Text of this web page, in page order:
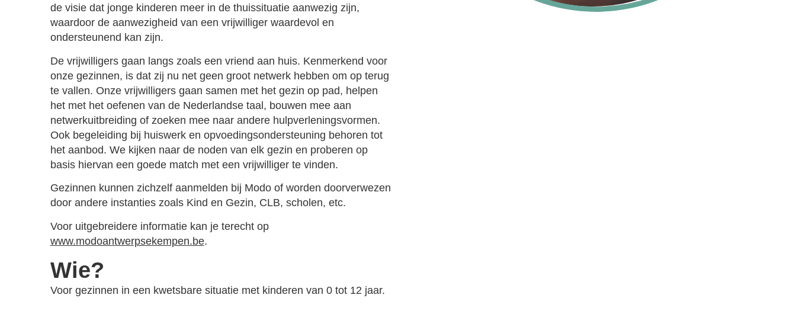
de visie dat jonge kinderen meer in de thuissituatie aanwezig zijn,
waardoor de aanwezigheid van een vrijwilliger waardevol en
ondersteunend kan zijn.
De vrijwilligers gaan langs zoals een vriend aan huis. Kenmerkend voor
onze gezinnen, is dat zij nu net geen groot netwerk hebben om op terug
te vallen. Onze vrijwilligers gaan samen met het gezin op pad, helpen
het met het oefenen van de Nederlandse taal, bouwen mee aan
netwerkuitbreiding of zoeken mee naar andere hulpverleningsvormen.
Ook begeleiding bij huiswerk en opvoedingsondersteuning behoren tot
het aanbod. We kijken naar de noden van elk gezin en proberen op
basis hiervan een goede match met een vrijwilliger te vinden.
Gezinnen kunnen zichzelf aanmelden bij Modo of worden doorverwezen
door andere instanties zoals Kind en Gezin, CLB, scholen, etc.
Voor uitgebreidere informatie kan je terecht op
www.modoantwerpsekempen.be.
Wie?
Voor gezinnen in een kwetsbare situatie met kinderen van 0 tot 12 jaar.